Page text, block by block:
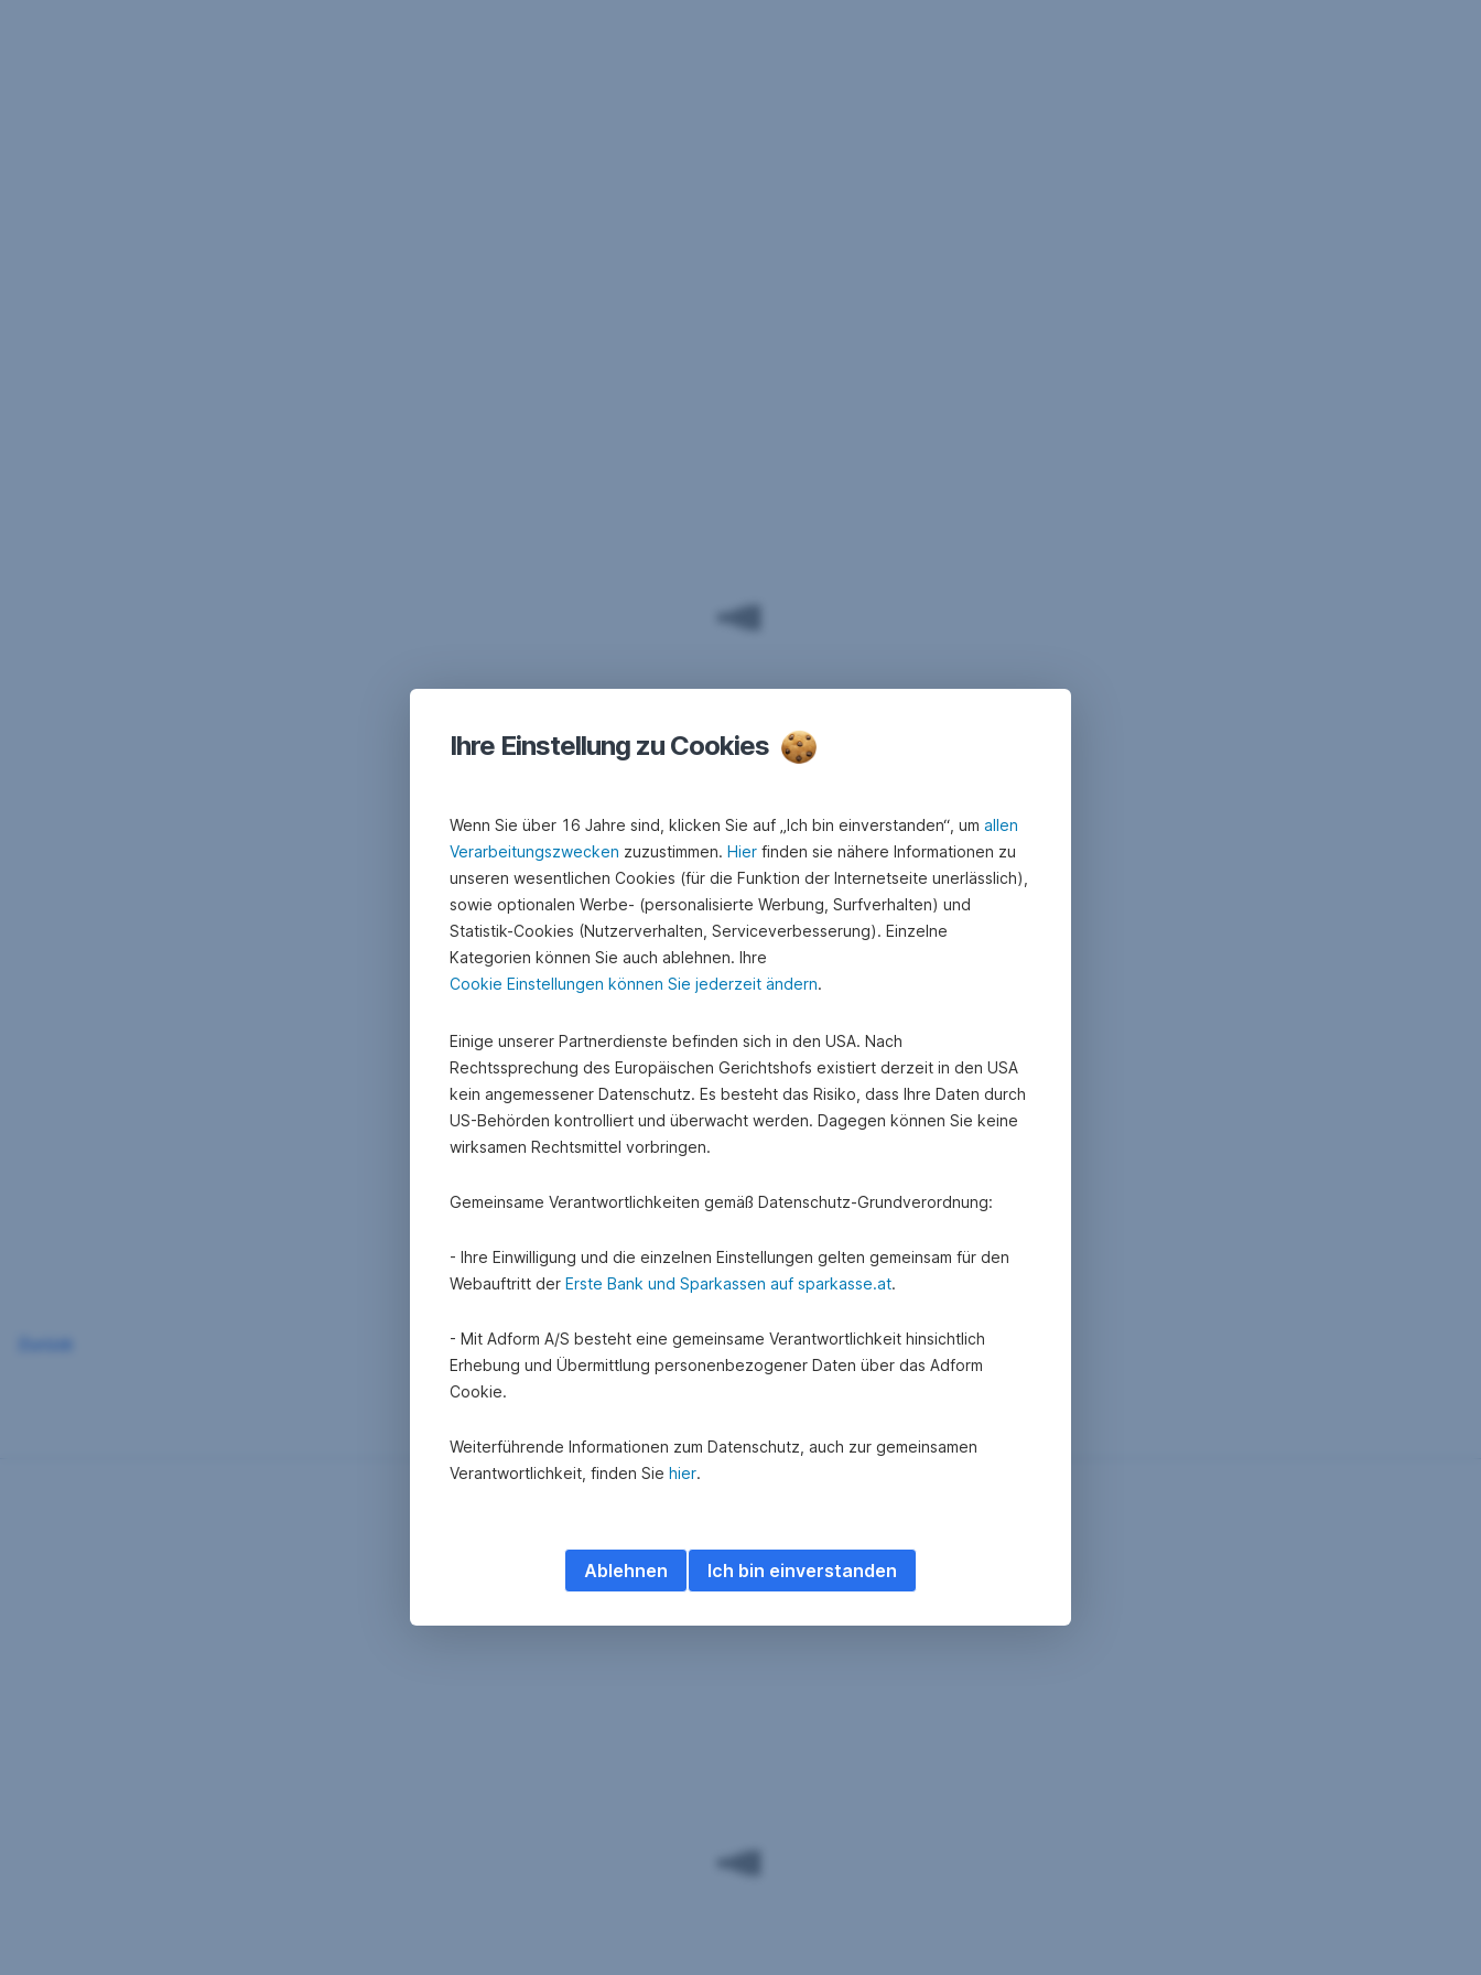
Ihre Einstellung zu Cookies
Wenn Sie über 16 Jahre sind, klicken Sie auf „Ich bin einverstanden“, um allen
Verarbeitungszwecken zuzustimmen. Hier finden sie nähere Informationen zu
unseren wesentlichen Cookies (für die Funktion der Internetseite unerlässlich),
sowie optionalen Werbe- (personalisierte Werbung, Surfverhalten) und
Statistik-Cookies (Nutzerverhalten, Serviceverbesserung). Einzelne
Kategorien können Sie auch ablehnen. Ihre
Cookie Einstellungen können Sie jederzeit ändern.
Einige unserer Partnerdienste befinden sich in den USA. Nach
Rechtssprechung des Europäischen Gerichtshofs existiert derzeit in den USA
kein angemessener Datenschutz. Es besteht das Risiko, dass Ihre Daten durch
US-Behörden kontrolliert und überwacht werden. Dagegen können Sie keine
wirksamen Rechtsmittel vorbringen.
Gemeinsame Verantwortlichkeiten gemäß Datenschutz-Grundverordnung:
- Ihre Einwilligung und die einzelnen Einstellungen gelten gemeinsam für den
Webauftritt der Erste Bank und Sparkassen auf sparkasse.at.
- Mit Adform A/S besteht eine gemeinsame Verantwortlichkeit hinsichtlich
Erhebung und Übermittlung personenbezogener Daten über das Adform
Cookie.
Weiterführende Informationen zum Datenschutz, auch zur gemeinsamen
Verantwortlichkeit, finden Sie hier.
Ich bin einverstanden
Ablehnen